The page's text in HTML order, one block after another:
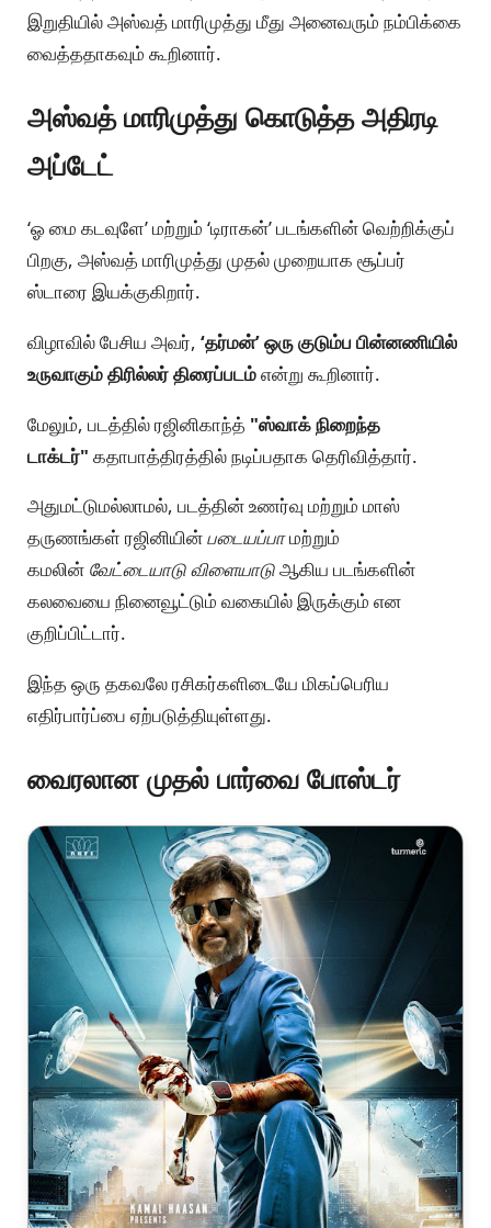
இறுதியில் அஸ்வத் மாரிமுத்து மீது அனைவரும் நம்பிக்கை
வைத்ததாகவும் கூறினார்.
அஸ்வத் மாரிமுத்து கொடுத்த அதிரடி
அப்டேட்
‘ஓ மை கடவுளே’ மற்றும் ‘டிராகன்’ படங்களின் வெற்றிக்குப்
பிறகு, அஸ்வத் மாரிமுத்து முதல் முறையாக சூப்பர்
ஸ்டாரை இயக்குகிறார்.
விழாவில் பேசிய அவர், ‘தர்மன்’ ஒரு குடும்ப பின்னணியில்
உருவாகும் திரில்லர் திரைப்படம்என்று கூறினார்.
மேலும், படத்தில் ரஜினிகாந்த் "ஸ்வாக் நிறைந்த
டாக்டர்" கதாபாத்திரத்தில் நடிப்பதாக தெரிவித்தார்.
அதுமட்டுமல்லாமல், படத்தின் உணர்வு மற்றும் மாஸ்
தருணங்கள் ரஜினியின்படையப்பாமற்றும்
கமலின் வேட்டையாடு விளையாடுஆகிய படங்களின்
கலவையை நினைவூட்டும் வகையில் இருக்கும் என
குறிப்பிட்டார்.
இந்த ஒரு தகவலே ரசிகர்களிடையே மிகப்பெரிய
எதிர்பார்ப்பை ஏற்படுத்தியுள்ளது.
வைரலான முதல் பார்வை போஸ்டர்